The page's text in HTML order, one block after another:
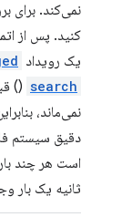
نمی‌کند. برای
کنید. پس از
یک رویداد
search
()
نمی‌ماند،
دقیق سیستم
ثانیه یک بار